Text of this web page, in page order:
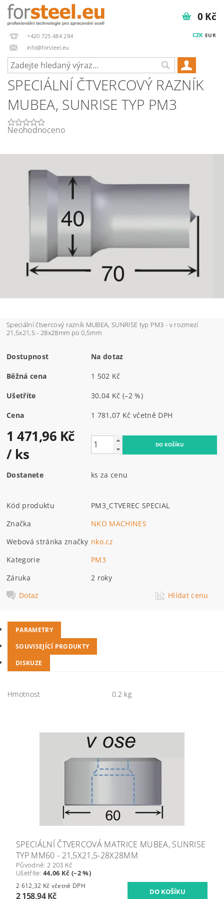
+420 725 484 284
info@forsteel.eu
CZK EUR
0 Kč
SPECIÁLNÍ ČTVERCOVÝ RAZNÍK
MUBEA, SUNRISE TYP PM3
Neohodnoceno
Speciální čtvercový razník MUBEA, SUNRISE typ PM3 - v rozmezí
21,5x21,5 - 28x28mm po 0,5mm
Dostupnost Na dotaz
Běžná cena 1 502 Kč
Ušetříte 30,04 Kč (–2 %)
Cena 1 781,07 Kč včetně DPH
1 471,96 Kč
/ ks
Dostanete ks za cenu
Kód produktu
PM3_CTVEREC SPECIAL
Značka
NKO MACHINES
Webová stránka značky nko.cz
Kategorie
PM3
Záruka
2 roky
Dotaz
Hlídat cenu
PARAMETRY
SOUVISEJÍCÍ PRODUKTY
DISKUZE
Hmotnost 0.2 kg
SPECIÁLNÍ ČTVERCOVÁ MATRICE MUBEA, SUNRISE
TYP MM60 - 21,5X21,5-28X28MM
Původně: 2 203 Kč
Ušetříte:44,06 Kč (–2 %)
2 612,32 Kč včetně DPH
2 158,94 Kč